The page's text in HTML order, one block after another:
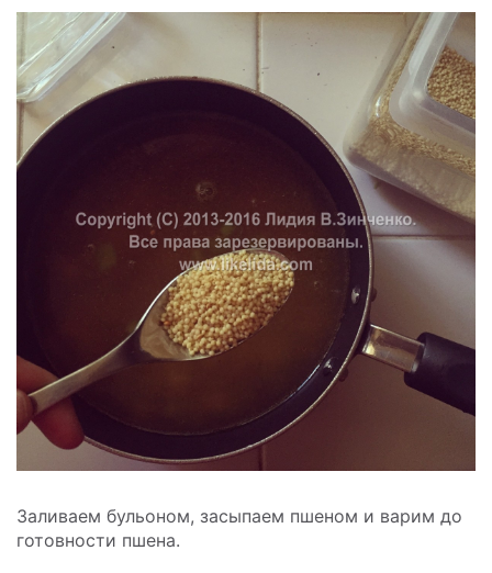
Заливаем бульоном, засыпаем пшеном и варим до
готовности пшена.